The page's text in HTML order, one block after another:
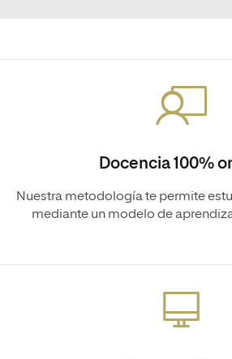
Docencia 100%
Nuestra metodología te permite
mediante un modelo de